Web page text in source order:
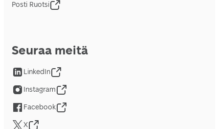
Posti Ruotsi
Seuraa meitä
LinkedIn
Instagram
Facebook
X